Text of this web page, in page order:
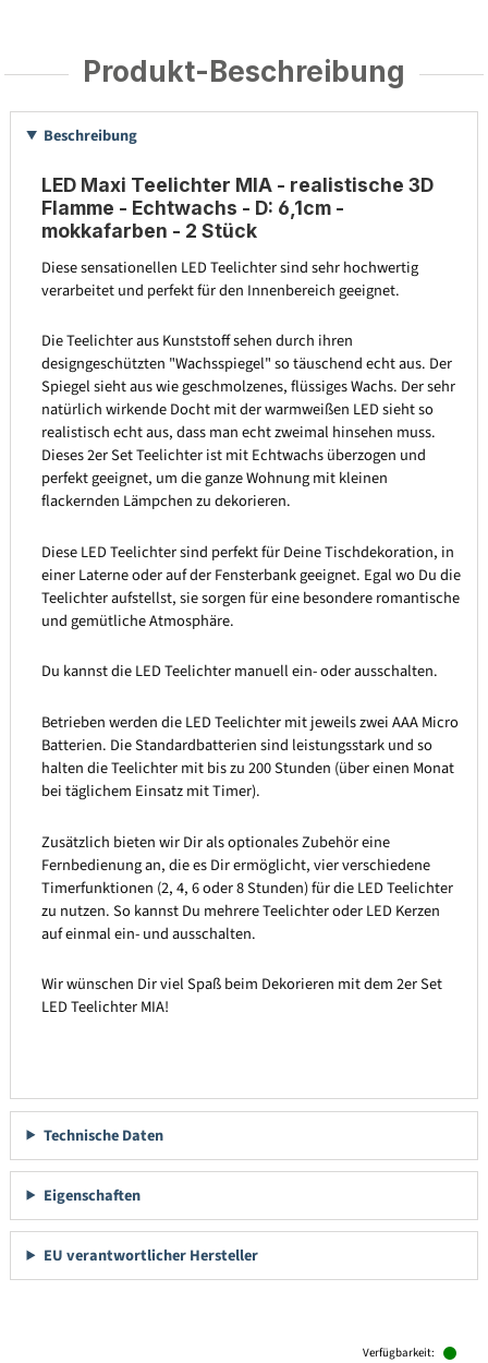
Produkt-Beschreibung
Beschreibung
LED Maxi Teelichter MIA - realistische 3D
Flamme - Echtwachs - D: 6,1cm -
mokkafarben - 2 Stück
Diese sensationellen LED Teelichter sind sehr hochwertig
verarbeitet und perfekt für den Innenbereich geeignet.
Die Teelichter aus Kunststoff sehen durch ihren
designgeschützten "Wachsspiegel" so täuschend echt aus. Der
Spiegel sieht aus wie geschmolzenes, flüssiges Wachs. Der sehr
natürlich wirkende Docht mit der warmweißen LED sieht so
realistisch echt aus, dass man echt zweimal hinsehen muss.
Dieses 2er Set Teelichter ist mit Echtwachs überzogen und
perfekt geeignet, um die ganze Wohnung mit kleinen
flackernden Lämpchen zu dekorieren.
Diese LED Teelichter sind perfekt für Deine Tischdekoration, in
einer Laterne oder auf der Fensterbank geeignet. Egal wo Du die
Teelichter aufstellst, sie sorgen für eine besondere romantische
und gemütliche Atmosphäre.
Du kannst die LED Teelichter manuell ein- oder ausschalten.
Betrieben werden die LED Teelichter mit jeweils zwei AAA Micro
Batterien. Die Standardbatterien sind leistungsstark und so
halten die Teelichter mit bis zu 200 Stunden (über einen Monat
bei täglichem Einsatz mit Timer).
Zusätzlich bieten wir Dir als optionales Zubehör eine
Fernbedienung an, die es Dir ermöglicht, vier verschiedene
Timerfunktionen (2, 4, 6 oder 8 Stunden) für die LED Teelichter
zu nutzen. So kannst Du mehrere Teelichter oder LED Kerzen
auf einmal ein- und ausschalten.
Wir wünschen Dir viel Spaß beim Dekorieren mit dem 2er Set
LED Teelichter MIA!
Technische Daten
Eigenschaften
EU verantwortlicher Hersteller
Verfügbarkeit: